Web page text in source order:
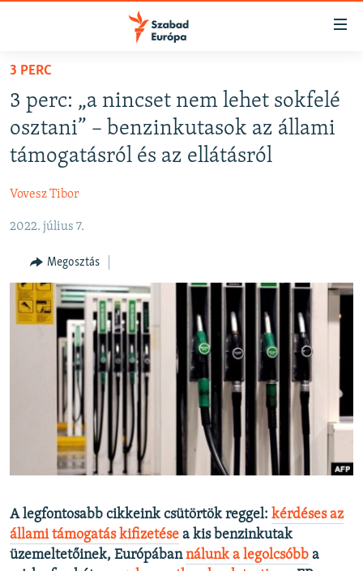
Akadálymentes
Ugrás
fő
oldalra
Ugrás
tartalomjegyzékre
AKTUÁLIS
PODCASTOK
ELEMZŐ
NER15
SZABADON
TÁRSADALOM
DEMOKRÁCIA
A PÉNZ NYOMÁBAN
EURÓPAI UNIÓ
KLÍMAVÁLTOZÁS
A MÚLT TANULSÁGAI
KÖVESSEN MINKET!
3 PERC
3 perc: „a nincset nem lehet sokfelé
osztani” – benzinkutasok az állami
támogatásról és az ellátásról
Vovesz Tibor
2022. július 7.
Megosztás
A legfontosabb cikkeink csütörtök reggel: kérdéses az
állami támogatás kifizetése a kis benzinkutak
üzemeltetőinek, Európábannálunk a legolcsóbb a